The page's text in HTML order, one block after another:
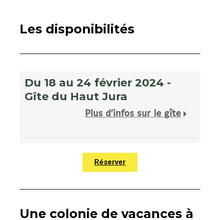
Les disponibilités
Du 18 au 24 février 2024 -
Gîte du Haut Jura
Plus d'infos sur le gîte
Réserver
Une colonie de vacances à